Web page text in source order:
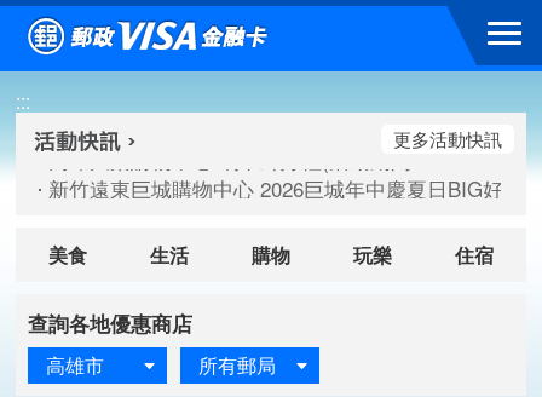
跳到主要內容區塊
:::
高雄大樂購物中心 刷卡郵好禮(活動期間：115/08/07-
臺北三創生活 有點東西第2波 刷卡郵好禮(活動期間：
高雄大樂購物中心 刷卡郵好禮(活動期間：115/08/07-
新竹遠東巨城購物中心 2026巨城年中慶夏日BIG好刷(
更多活動快訊
美食 生活 購物 玩樂 住宿
查詢各地優惠商店
高雄市 所有郵局